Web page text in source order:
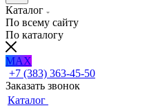
Каталог
По всему сайту
По каталогу
MAX
+7 (383) 363-45-50
Заказать звонок
Каталог